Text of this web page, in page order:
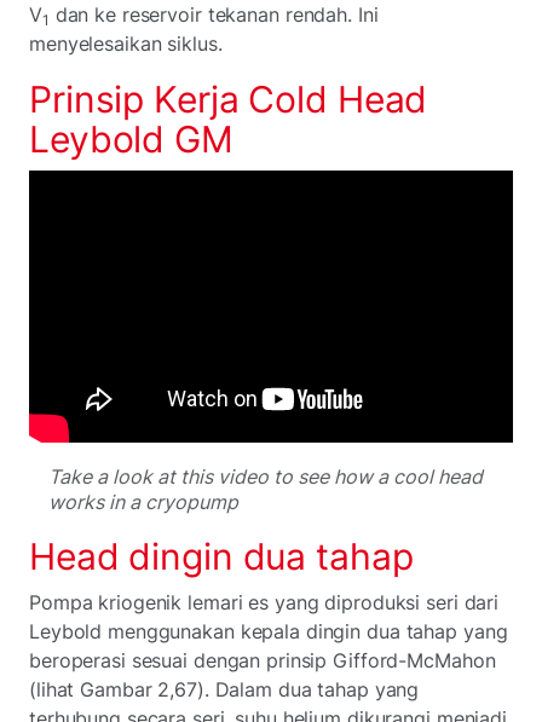
V1 dan ke reservoir tekanan rendah. Ini
menyelesaikan siklus.
Prinsip Kerja Cold Head
Leybold GM
Take a look at this video to see how a cool head
works in a cryopump
Head dingin dua tahap
Pompa kriogenik lemari es yang diproduksi seri dari
Leybold menggunakan kepala dingin dua tahap yang
beroperasi sesuai dengan prinsip Gifford-McMahon
(lihat Gambar 2,67). Dalam dua tahap yang